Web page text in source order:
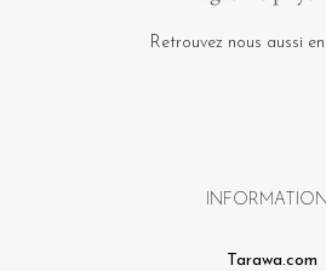
Retrouvez nous aussi
Tarawa.com